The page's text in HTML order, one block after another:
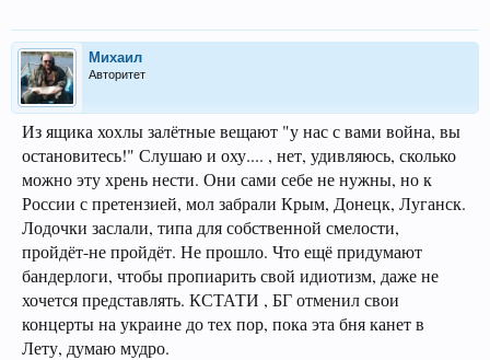
Михаил
Авторитет
Из ящика хохлы залётные вещают "у нас с вами война, вы
остановитесь!" Слушаю и оху.... , нет, удивляюсь, сколько
можно эту хрень нести. Они сами себе не нужны, но к
России с претензией, мол забрали Крым, Донецк, Луганск.
Лодочки заслали, типа для собственной смелости,
пройдёт-не пройдёт. Не прошло. Что ещё придумают
бандерлоги, чтобы пропиарить свой идиотизм, даже не
хочется представлять. КСТАТИ , БГ отменил свои
концерты на украине до тех пор, пока эта бня канет в
Лету, думаю мудро.